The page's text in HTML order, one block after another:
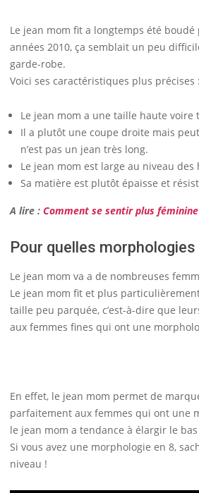
Le jean mom fit a longtemps été
années 2010, ça semblait un peu
garde-robe.
Voici ses caractéristiques plus précises :
Le jean mom a une taille haute voire
Il a plutôt une coupe droite mais
n’est pas un jean très long.
Le jean mom est large au niveau
Sa matière est plutôt épaisse et
A lire : Comment se sentir plus féminine
Pour quelles
Le jean mom va a de nombreuses
Le jean mom fit et plus
taille peu parquée, c’est-à-dire que
aux femmes fines qui ont une
En effet, le jean mom permet de
parfaitement aux femmes qui ont une
le jean mom a tendance à élargir le
Si vous avez une morphologie en 8,
niveau !